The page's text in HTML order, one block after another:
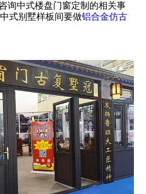
询中式楼盘门窗定制的相关事
式别墅样板间要做铝合金仿古